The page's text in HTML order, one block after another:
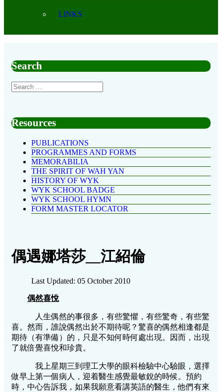
LINKS
Search
Resources
PUBLICATIONS
PROGRAMMES AND FORMS
MEMORABILIA
THE SPIRIT OF WAH YAN
HISTORY OF WYK
WYK SCHOOL BADGE
WYK SCHOOL HYMN
FORM MASTER LOCATOR
偶遇娜塔莎__江紹倫
Last Updated: 05 October 2010
偶然喜悅
人生偶然的事很多，有些驚懼，有些驚奇，有些驚
喜。然而，誰說偶然出於不期待呢？驚喜的偶然相逢都是
期待（有準備）的，只是不知何時何處出現。因而，出現
了就倍覺喜悅和珍貴。
我上星期三到理工大學的眼科檢驗中心驗眼，選擇
做早上第一個病人，迎着醫生感覺最敏銳的時候。預約
時，中心告訴我，如果我願意看講英語的醫生，他們有來